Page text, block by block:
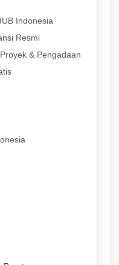
Indonesia
Resmi
& Pengadaan